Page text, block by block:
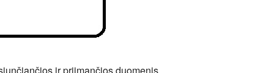
ir priimančios duomenis